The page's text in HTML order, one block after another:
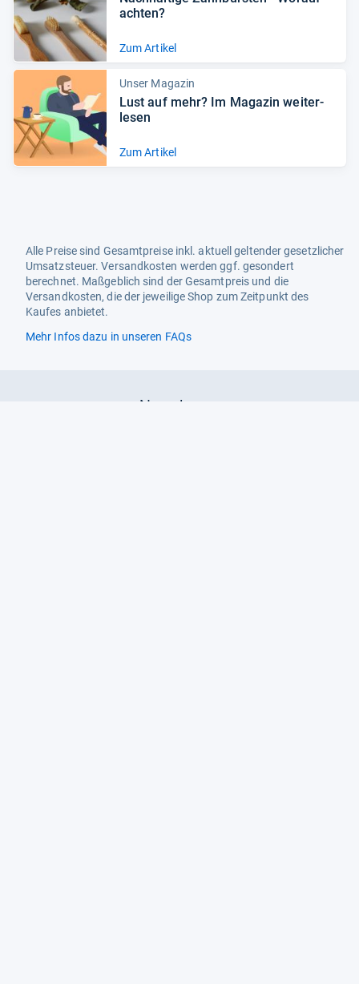
ach­ten?
Zum Artikel
Unser Magazin
Lust auf mehr? Im Maga­zin wei­ter­
le­sen
Zum Artikel
Alle Preise sind Gesamtpreise inkl. aktuell geltender gesetzlicher
Umsatzsteuer. Versandkosten werden ggf. gesondert
berechnet. Maßgeblich sind der Gesamtpreis und die
Versandkosten, die der jeweilige Shop zum Zeitpunkt des
Kaufes anbietet.
Mehr Infos dazu in unseren FAQs
Newsletter